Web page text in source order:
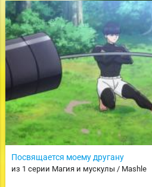
Посвящается моему другану
из 1 серии Магия и мускулы / Mashle